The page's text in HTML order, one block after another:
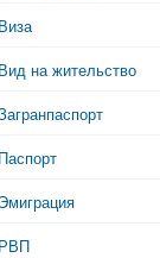
Виза
Вид на жительство
Паспорт
Эмиграция
РВП